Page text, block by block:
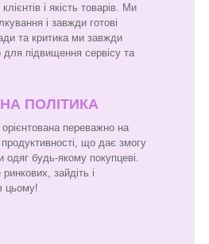
і якість товарів. Ми
і завжди готові
та критика ми завжди
для підвищення сервісу та
ПОЛІТИКА
орієнтована переважно на
продуктивності, що дає змогу
одяг будь-якому покупцеві.
зайдіть і
цьому!